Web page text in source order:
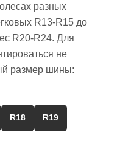
разных
R13-R15 до
R20-R24. Для
не
размер шины:
R18 R19